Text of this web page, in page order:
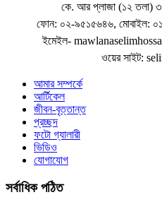
কে. আর প্লাজা (১২ তলা)
ফোন: ০২-৯৫১৫৬৪৬, মোবাইল:
ইমেইল-
ওয়ের সাইট:
আমার সম্পর্কে
আর্টিকেল
জীবন-বৃত্তান্ত
প্রচ্ছদ
ফটো গ্যালারী
ভিডিও
যোগাযোগ
সর্বাধিক পঠিত